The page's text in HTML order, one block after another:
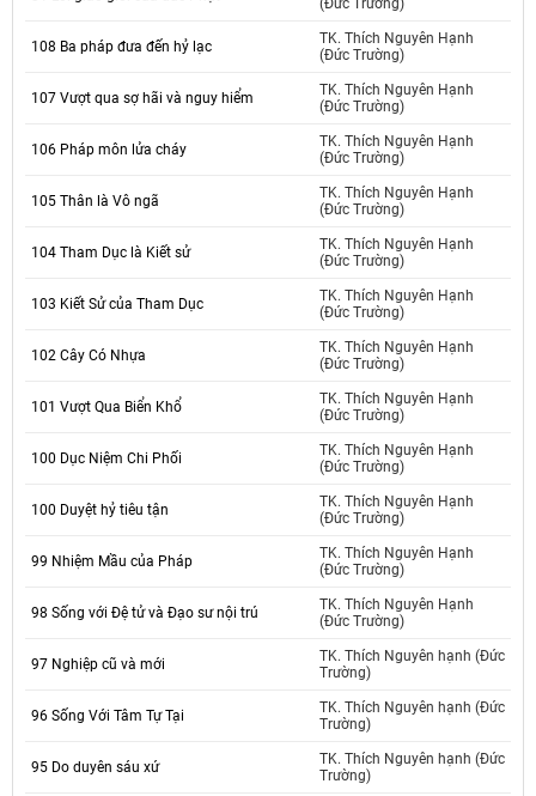
(Đức Trường)
108 Ba pháp đưa đến hỷ lạc
TK. Thích Nguyên Hạnh
(Đức Trường)
107 Vượt qua sợ hãi và nguy hiểm
TK. Thích Nguyên Hạnh
(Đức Trường)
106 Pháp môn lửa cháy
TK. Thích Nguyên Hạnh
(Đức Trường)
105 Thân là Vô ngã
TK. Thích Nguyên Hạnh
(Đức Trường)
104 Tham Dục là Kiết sử
TK. Thích Nguyên Hạnh
(Đức Trường)
103 Kiết Sử của Tham Dục
TK. Thích Nguyên Hạnh
(Đức Trường)
102 Cây Có Nhựa
TK. Thích Nguyên Hạnh
(Đức Trường)
101 Vượt Qua Biển Khổ
TK. Thích Nguyên Hạnh
(Đức Trường)
100 Dục Niệm Chi Phối
TK. Thích Nguyên Hạnh
(Đức Trường)
100 Duyệt hỷ tiêu tận
TK. Thích Nguyên Hạnh
(Đức Trường)
99 Nhiệm Mầu của Pháp
TK. Thích Nguyên Hạnh
(Đức Trường)
98 Sống với Đệ tử và Đạo sư nội trú
TK. Thích Nguyên Hạnh
(Đức Trường)
97 Nghiệp cũ và mới
TK. Thích Nguyên hạnh (Đức
Trường)
96 Sống Với Tâm Tự Tại
TK. Thích Nguyên hạnh (Đức
Trường)
95 Do duyên sáu xứ
TK. Thích Nguyên hạnh (Đức
Trường)